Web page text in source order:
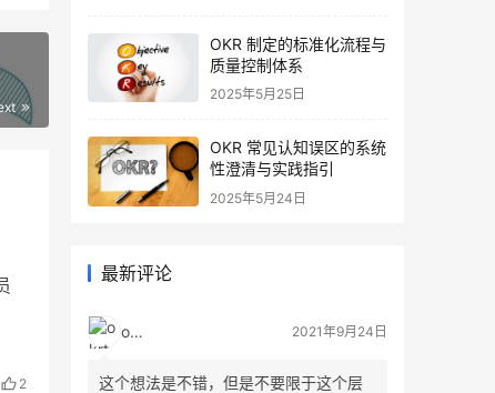
2
OKR 制定的标准化流程与
质量控制体系
2025年5月25日
OKR 常见认知误区的系统
性澄清与实践指引
2025年5月24日
最新评论
okrt 2021年9月24日
这个想法是不错，但是不要限于这个层